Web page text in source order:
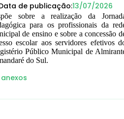
de publicação:13/07/2026
sobre a realização da
para os profissionais da
de ensino e sobre a concessão
escolar aos servidores efetivos
Público Municipal de
do Sul.